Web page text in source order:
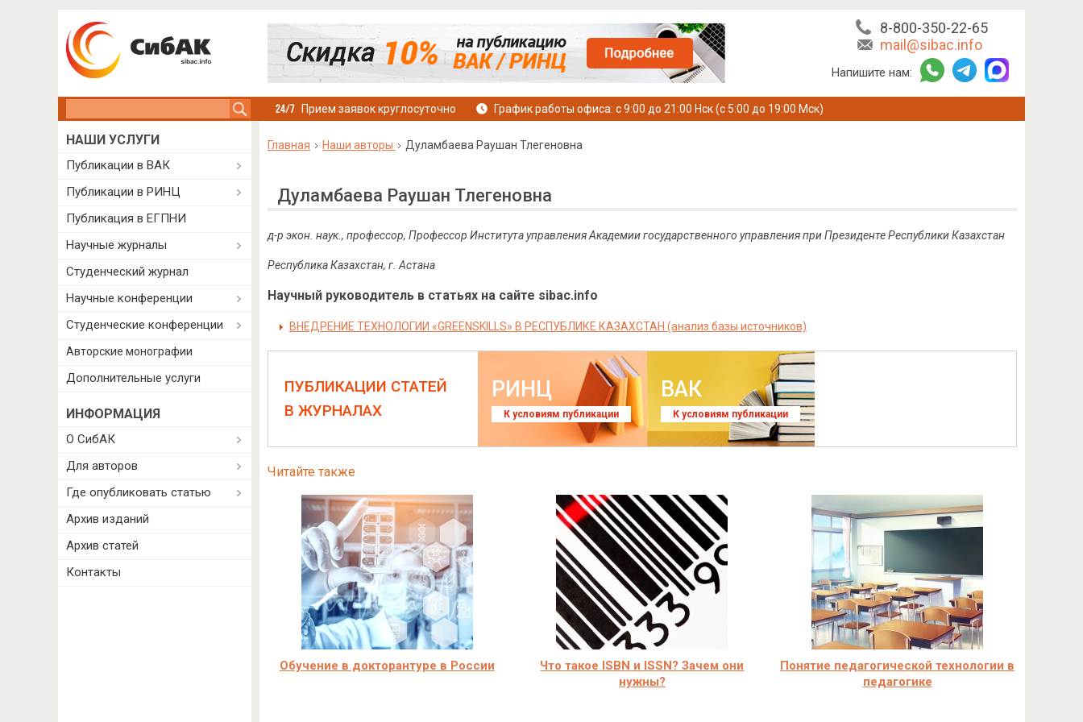
8-800-350-22-65
mail@sibac.info
Напишите нам:
Прием заявок круглосуточно График работы офиса: с 9:00 до 21:00 Нск (с 5:00 до 19:00 Мск)
Главная Наши авторы Дуламбаева Раушан Тлегеновна
Дуламбаева Раушан Тлегеновна
д-р экон. наук., профессор, Профессор Института управления Академии государственного управления при Президенте Республики Казахстан
Республика Казахстан, г. Астана
Научный руководитель в статьях на сайте sibac.info
ВНЕДРЕНИЕ ТЕХНОЛОГИИ «GREENSKILLS» В РЕСПУБЛИКЕ КАЗАХСТАН (анализ базы источников)
ПУБЛИКАЦИИ СТАТЕЙ
В ЖУРНАЛАХ
РИНЦ
К условиям публикации
ВАК
К условиям публикации
Читайте также
Обучение в докторантуре в России
Что такое ISBN и ISSN? Зачем они
нужны?
Понятие педагогической технологии в
педагогике
НАШИ УСЛУГИ
Публикации в ВАК
Публикации в РИНЦ
Публикация в ЕГПНИ
Научные журналы
Студенческий журнал
Научные конференции
Студенческие конференции
Авторские монографии
Дополнительные услуги
ИНФОРМАЦИЯ
О СибАК
Для авторов
Где опубликовать статью
Архив изданий
Архив статей
Контакты